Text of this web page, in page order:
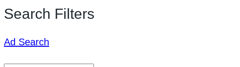
Search Filters
Ad Search